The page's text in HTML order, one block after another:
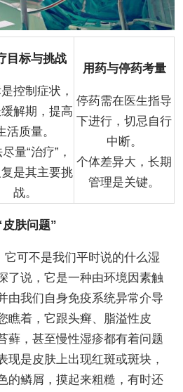
目标与挑战
控制症状，
解期，提高
活质量。
量“治疗”，
是其主要挑
战。
用药与停药考量
停药需在医生指导
下进行，切忌自行
中断。
个体差异大，长期
管理是关键。
肤问题”
它可不是我们平时说的什么湿
了说，它是一种由环境因素触
由我们自身免疫系统异常介导
瞧着，它跟头癣、脂溢性皮
藓，甚至慢性湿疹都有着问题
现是皮肤上出现红斑或斑块，
的鳞屑，摸起来粗糙，有时还